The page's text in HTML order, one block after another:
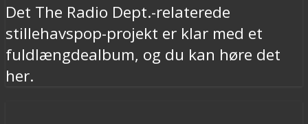
Det The Radio Dept.-relaterede
stillehavspop-projekt er klar med et
fuldlængdealbum, og du kan høre det
her.